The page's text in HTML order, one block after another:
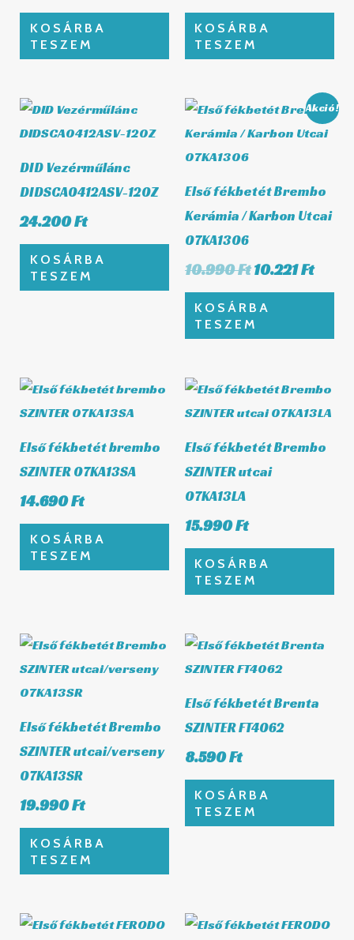
KOSÁRBA
TESZEM
KOSÁRBA
TESZEM
DID Vezérműlánc
DIDSCA0412ASV-120Z
24.200Ft
KOSÁRBA
TESZEM
Akció!
Első fékbetét Brembo
Kerámia / Karbon Utcai
07KA1306
10.990Ft
Original
price
10.221Ft
price
KOSÁRBA
TESZEM
Első fékbetét brembo
SZINTER 07KA13SA
14.690Ft
KOSÁRBA
TESZEM
Első fékbetét Brembo
SZINTER utcai
07KA13LA
15.990Ft
KOSÁRBA
TESZEM
Első fékbetét Brembo
SZINTER utcai/verseny
07KA13SR
19.990Ft
KOSÁRBA
TESZEM
Első fékbetét Brenta
SZINTER FT4062
8.590Ft
KOSÁRBA
TESZEM